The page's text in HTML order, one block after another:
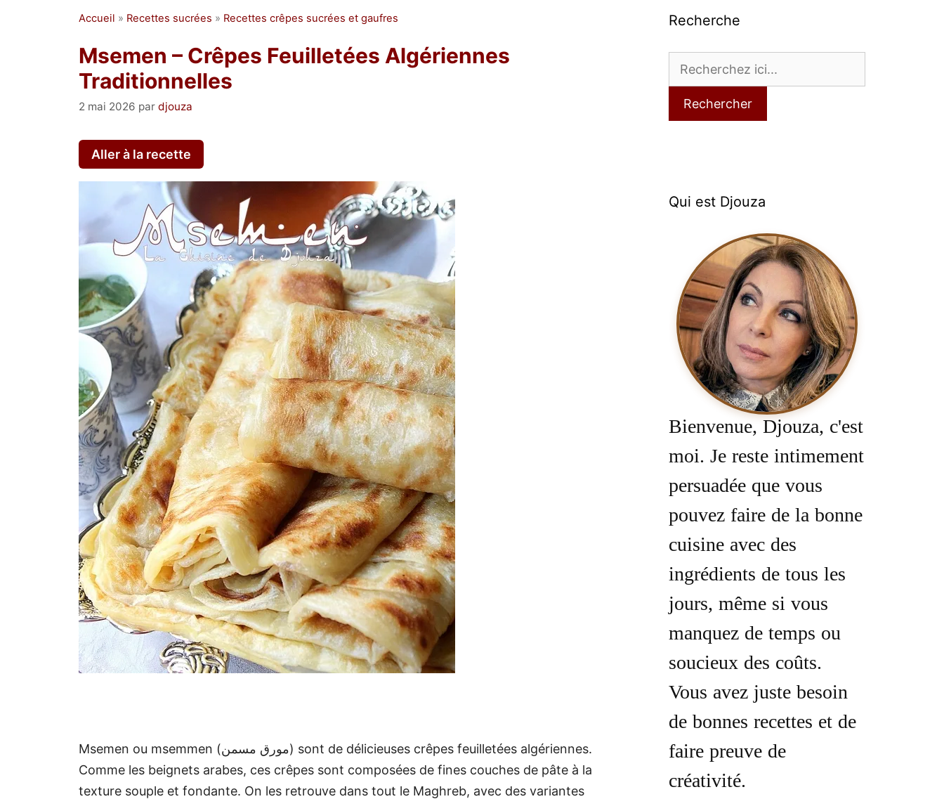
Accueil » Recettes sucrées » Recettes crêpes sucrées et gaufres
Msemen – Crêpes Feuilletées Algériennes
Traditionnelles
2 mai 2026 par djouza
Aller à la recette
Msemen ou msemmen (مورق مسمن) sont de délicieuses crêpes feuilletées algériennes.
Comme les beignets arabes, ces crêpes sont composées de fines couches de pâte à la
texture souple et fondante. On les retrouve dans tout le Maghreb, avec des variantes
Recherche
Rechercher
Qui est Djouza
Bienvenue, Djouza, c'est
moi. Je reste intimement
persuadée que vous
pouvez faire de la bonne
cuisine avec des
ingrédients de tous les
jours, même si vous
manquez de temps ou
soucieux des coûts.
Vous avez juste besoin
de bonnes recettes et de
faire preuve de
créativité.